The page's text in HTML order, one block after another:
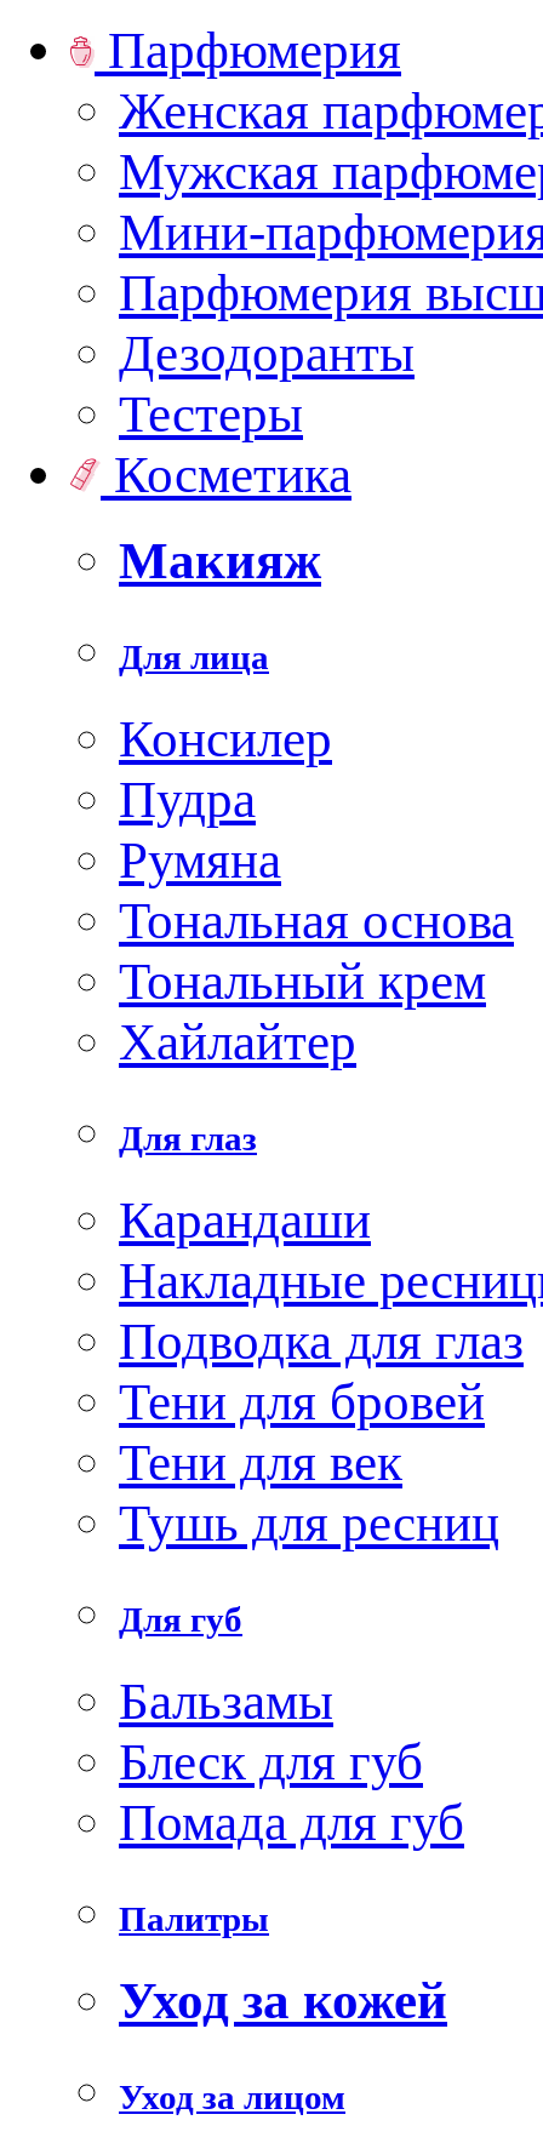
Парфюмерия
Женская
Мужская
Мини-
Парфюмерия
Дезодоранты
Тестеры
Косметика
Макияж
Для лица
Консилер
Пудра
Румяна
Тональная основа
Тональный крем
Хайлайтер
Для глаз
Карандаши
Накладные
Подводка для глаз
Тени для бровей
Тени для век
Тушь для ресниц
Для губ
Бальзамы
Блеск для губ
Помада для губ
Палитры
Уход за кожей
Уход за лицом